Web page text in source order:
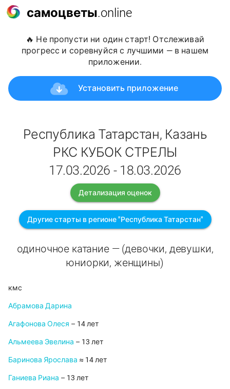
самоцветы.online
🔥 Не пропусти ни один старт! Отслеживай
прогресс и соревнуйся с лучшими — в нашем
приложении.
Установить приложение
Республика Татарстан, Казань
РКС КУБОК СТРЕЛЫ
17.03.2026 - 18.03.2026
Детализация оценок
Другие старты в регионе "Республика Татарстан"
одиночное катание — (девочки, девушки,
юниорки, женщины)
кмс
Абрамова Дарина
Агафонова Олеся – 14 лет
Альмеева Эвелина – 13 лет
Баринова Ярослава ≈ 14 лет
Ганиева Риана – 13 лет